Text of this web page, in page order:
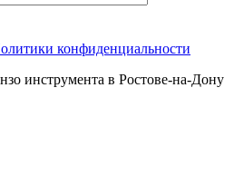
конфиденциальности
инструмента в Ростове-на-Дону